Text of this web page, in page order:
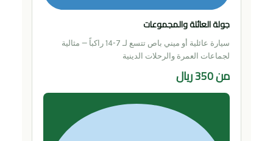
جولة العائلة والمجموعات
سيارة عائلية أو ميني باص تتسع لـ 7-14 راكباً — مثالية
لجماعات العمرة والرحلات الدينية
من 350 ريال